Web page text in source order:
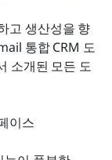
고 생산성을 향
통합 CRM 도
소개된 모든 도
이스